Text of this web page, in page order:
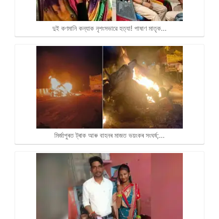
দুই কণমানি কন্যাক নৃশংসভাৱে হত্যা! পাষাণ মাতৃক…
মিৰ্জাপুৰত ট্ৰাক আৰু বাহনৰ মাজত ভয়ংকৰ সংঘৰ্ষ;…